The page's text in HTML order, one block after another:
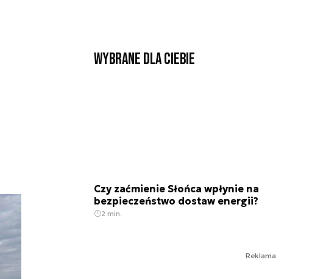
Wybrane dla Ciebie
Czy zaćmienie Słońca wpłynie na
bezpieczeństwo dostaw energii?
2 min.
Reklama